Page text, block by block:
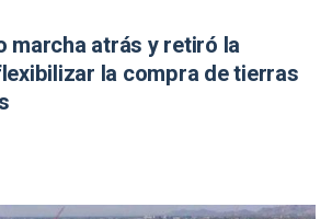
marcha atrás y retiró la
la compra de tierras